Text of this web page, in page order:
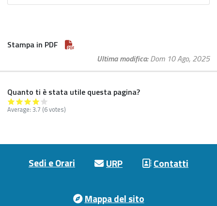
Stampa in PDF
Ultima modifica Dom 10 Ago, 2025
Quanto ti è stata utile questa pagina?
Average: 3.7 (6 votes)
Sedi e Orari URP Contatti
Mappa del sito